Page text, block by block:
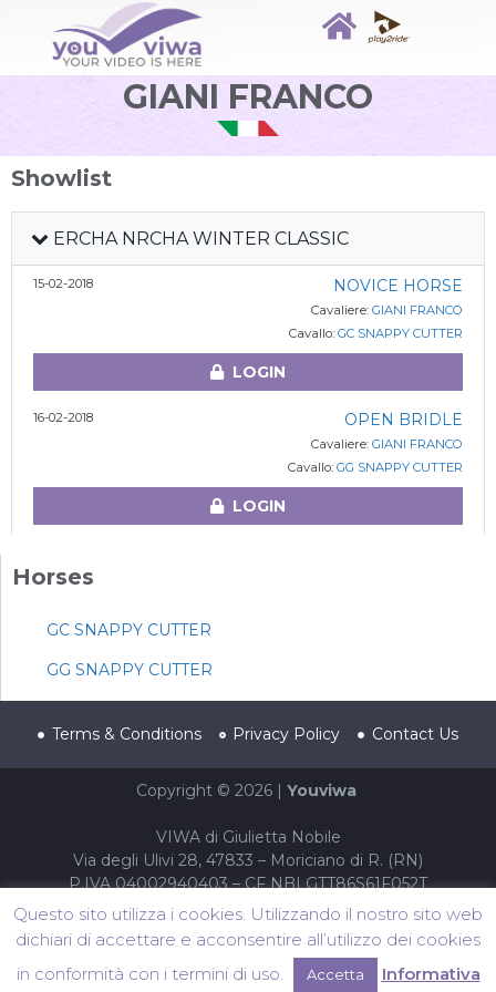
GIANI FRANCO
Showlist
ERCHA NRCHA WINTER CLASSIC
15-02-2018 NOVICE HORSE
Cavaliere: GIANI FRANCO
Cavallo: GC SNAPPY CUTTER
LOGIN
16-02-2018 OPEN BRIDLE
Cavaliere: GIANI FRANCO
Cavallo: GG SNAPPY CUTTER
LOGIN
Horses
GC SNAPPY CUTTER
GG SNAPPY CUTTER
Terms & Conditions Privacy Policy Contact Us
Copyright © 2026 | Youviwa
VIWA di Giulietta Nobile
Via degli Ulivi 28, 47833 – Moriciano di R. (RN)
P.IVA 04002940403 – CF NBLGTT86S61F052T
Questo sito utilizza i cookies. Utilizzando il nostro sito web
dichiari di accettare e acconsentire all’utilizzo dei cookies
in conformità con i termini di uso.
Accetta Informativa